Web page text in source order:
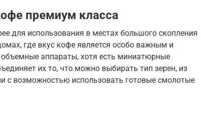
премиум класса
для использования в местах большого скопления
где вкус кофе является особо важным и
аппараты, хотя есть миниатюрные
их то, что можно выбирать тип зерен, из
с возможностью использовать готовые смолотые